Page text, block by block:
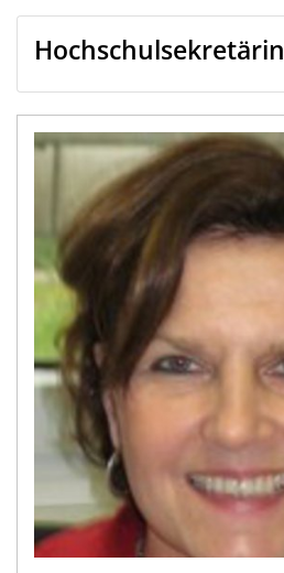
Hochschulsekretärin